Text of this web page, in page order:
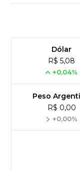
Dólar
R$ 5,08
+0,04%
Peso
R$ 0,00
+0,00%